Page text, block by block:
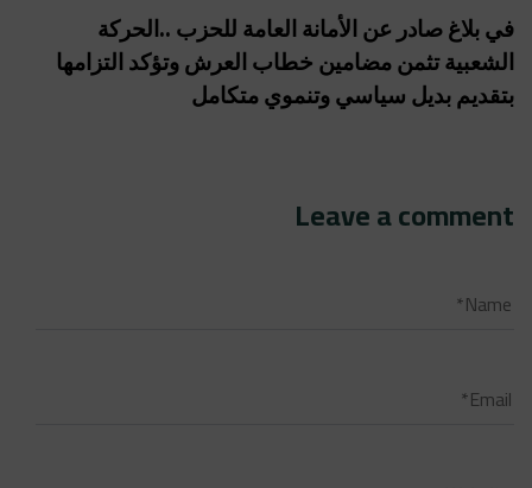
في بلاغ صادر عن الأمانة العامة للحزب ..الحركة
الشعبية تثمن مضامين خطاب العرش وتؤكد التزامها
بتقديم بديل سياسي وتنموي متكامل
Leave a comment